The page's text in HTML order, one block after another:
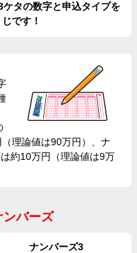
タの数字と申込タイプを
です！
理論値は90万円）、ナ
約10万円（理論値は9万
ンバーズ
ナンバーズ3